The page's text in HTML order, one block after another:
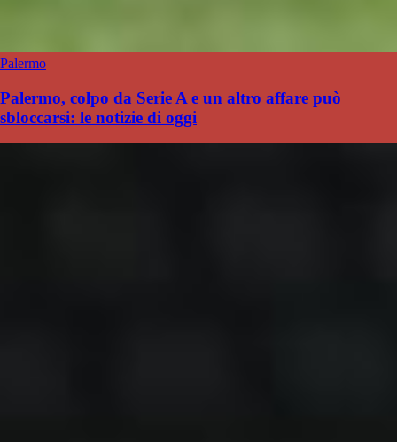
Palermo
Palermo, colpo da Serie A e un altro affare può
sbloccarsi: le notizie di oggi